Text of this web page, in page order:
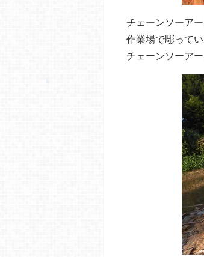
チェーンソーア
作業場で彫ってい
チェーンソーア